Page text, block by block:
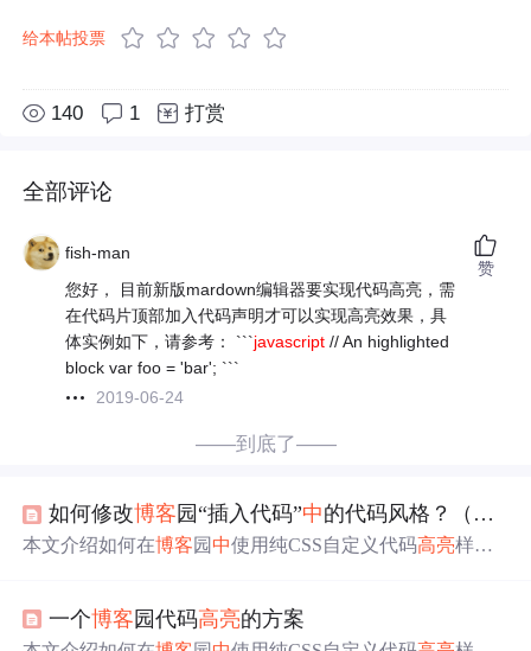
给本帖投票
140 1 打赏
全部评论
fish-man
您好， 目前新版mardown编辑器要实现代码高亮，需
在代码片顶部加入代码声明才可以实现高亮效果，具
体实例如下，请参考： ```javascript // An highlighted
block var foo = 'bar'; ```
2019-06-24
赞
——到底了——
如何修改博客 园“插入代码”中的代码风格？（一个
本文介绍如何在博客园 中使用纯CSS自定义代码高亮样
一个博客园代码高亮的方案